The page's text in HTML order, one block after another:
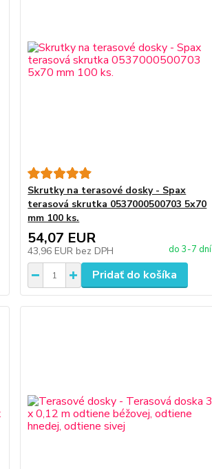
Skrutky na terasové dosky - Spax
terasová skrutka 0537000500703 5x70
mm 100 ks.
54,07 EUR
43,96 EUR bez DPH do 3-7 dní
Pridať do košíka